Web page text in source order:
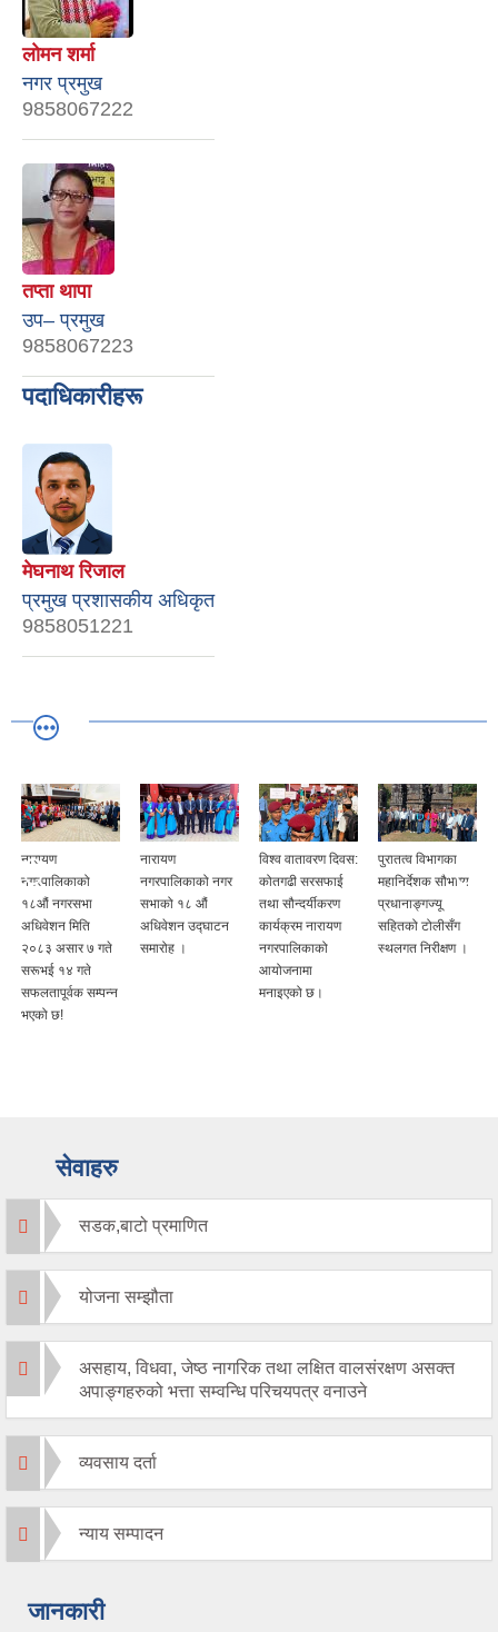
लाेमन शर्मा
नगर प्रमुख
9858067222
तप्ता थापा
उप– प्रमुख
9858067223
पदाधिकारीहरू
मेघनाथ रिजाल
प्रमुख प्रशासकीय अधिकृत
9858051221
नारायण
नगरपालिकाको
१८औं नगरसभा
अधिवेशन मिति
२०८३ असार ७ गते
सरूभई १४ गते
सफलतापूर्वक सम्पन्न
भएको छ!
नारायण
नगरपालिकाको नगर
सभाको १८ औं
अधिवेशन उद्घाटन
समारोह ।
विश्व वातावरण दिवस:
कोतगढी सरसफाई
तथा सौन्दर्यीकरण
कार्यक्रम नारायण
नगरपालिकाको
आयोजनामा
मनाइएको छ।
पुरातत्व विभागका
महानिर्देशक सौभाग्य
प्रधानाङ्गज्यू
सहितको टोलीसँग
स्थलगत निरीक्षण ।
सेवाहरु
सडक,बाटो प्रमाणित
योजना सम्झौता
असहाय, विधवा, जेष्ठ नागरिक तथा लक्षित वालसंरक्षण असक्त
अपाङ्गहरुको भत्ता सम्वन्धि परिचयपत्र वनाउने
व्यवसाय दर्ता
न्याय सम्पादन
जानकारी